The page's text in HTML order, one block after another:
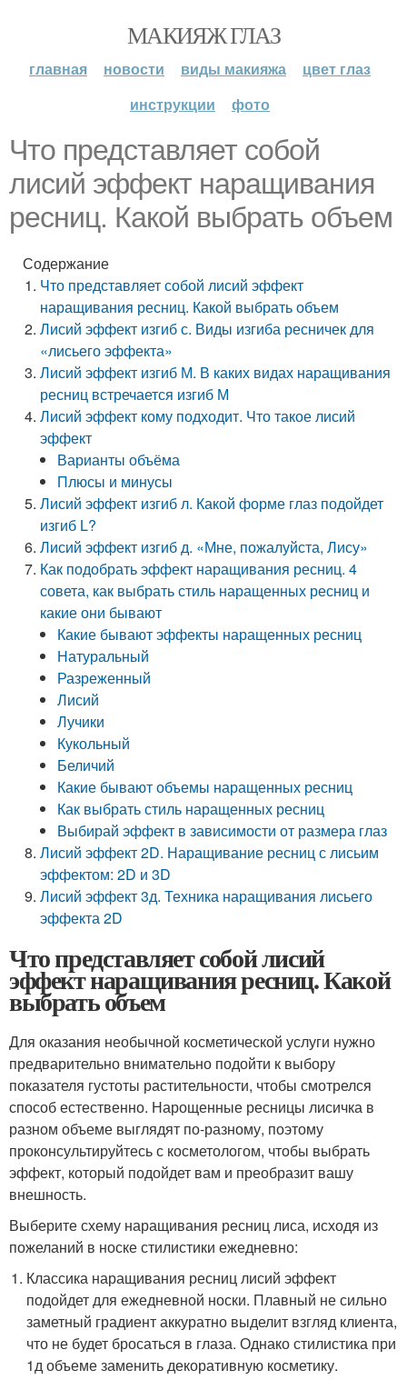
МАКИЯЖ ГЛАЗ
главная новости виды макияжа
цвет глаз
инструкции
фото
Что представляет собой
лисий эффект наращивания
ресниц. Какой выбрать объем
Содержание
Что представляет собой лисий эффект
наращивания ресниц. Какой выбрать объем
Лисий эффект изгиб с. Виды изгиба ресничек для
«лисьего эффекта»
Лисий эффект изгиб М. В каких видах наращивания
ресниц встречается изгиб М
Лисий эффект кому подходит. Что такое лисий
эффект
Варианты объёма
Плюсы и минусы
Лисий эффект изгиб л. Какой форме глаз подойдет
изгиб L?
Лисий эффект изгиб д. «Мне, пожалуйста, Лису»
Как подобрать эффект наращивания ресниц. 4
совета, как выбрать стиль наращенных ресниц и
какие они бывают
Какие бывают эффекты наращенных ресниц
Натуральный
Разреженный
Лисий
Лучики
Кукольный
Беличий
Какие бывают объемы наращенных ресниц
Как выбрать стиль наращенных ресниц
Выбирай эффект в зависимости от размера глаз
Лисий эффект 2D. Наращивание ресниц с лисьим
эффектом: 2D и 3D
Лисий эффект 3д. Техника наращивания лисьего
эффекта 2D
Что представляет собой лисий
эффект наращивания ресниц. Какой
выбрать объем
Для оказания необычной косметической услуги нужно
предварительно внимательно подойти к выбору
показателя густоты растительности, чтобы смотрелся
способ естественно. Нарощенные ресницы лисичка в
разном объеме выглядят по-разному, поэтому
проконсультируйтесь с косметологом, чтобы выбрать
эффект, который подойдет вам и преобразит вашу
внешность.
Выберите схему наращивания ресниц лиса, исходя из
пожеланий в носке стилистики ежедневно:
Классика наращивания ресниц лисий эффект
подойдет для ежедневной носки. Плавный не сильно
заметный градиент аккуратно выделит взгляд клиента,
что не будет бросаться в глаза. Однако стилистика при
1д объеме заменить декоративную косметику.